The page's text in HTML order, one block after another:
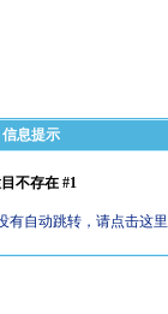
信息提示
不存在 #1
有自动跳转，请点击这里